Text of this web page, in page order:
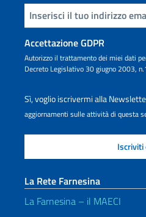
Inserisci la tua email
Accettazione GDPR
Autorizzo il trattamento dei miei dati
Decreto Legislativo 30 giugno 2003,
Sì, voglio iscrivermi alla
aggiornamenti sulle attività di questa
La Rete Farnesina
La Farnesina – il MAECI